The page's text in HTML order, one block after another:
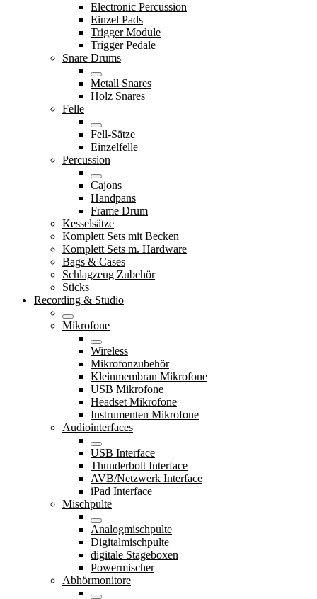
Electronic Percussion
Einzel Pads
Trigger Module
Trigger Pedale
Snare Drums
Metall Snares
Holz Snares
Felle
Fell-Sätze
Einzelfelle
Percussion
Cajons
Handpans
Frame Drum
Kesselsätze
Komplett Sets mit Becken
Komplett Sets m. Hardware
Bags & Cases
Schlagzeug Zubehör
Sticks
Recording & Studio
Mikrofone
Wireless
Mikrofonzubehör
Kleinmembran Mikrofone
USB Mikrofone
Headset Mikrofone
Instrumenten Mikrofone
Audiointerfaces
USB Interface
Thunderbolt Interface
AVB/Netzwerk Interface
iPad Interface
Mischpulte
Analogmischpulte
Digitalmischpulte
digitale Stageboxen
Powermischer
Abhörmonitore